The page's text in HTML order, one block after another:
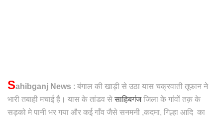
Sahibganj News : बंगाल की खाड़ी से उठा यास चक्रवाती तूफान ने
भारी तबाही मचाई है। यास के तांडव सेसाहिबगंजजिला के गांवों तक़ के
सड़को मे पानी भर गया और कई गाँव जैसे सनमनी ,कदमा, गिल्हा आदि का